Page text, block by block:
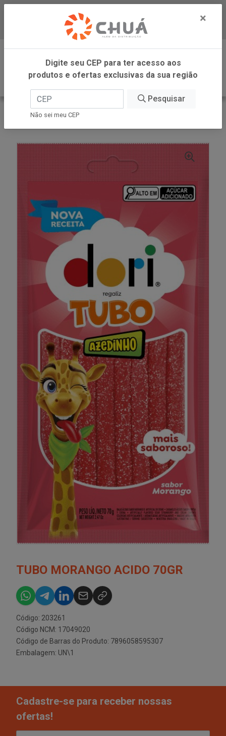
Baixe já nosso APP
0
INÍCIO
DORI GELATINA
TUBO MORANGO ACIDO 70GR
Código: 203261
Código NCM: 17049020
Código de Barras do Produto: 7896058595307
Embalagem: UN\1
Cadastre-se para receber nossas
ofertas!
×
Digite seu CEP para ter acesso aos
produtos e ofertas exclusivas da sua região
Pesquisar
Não sei meu CEP